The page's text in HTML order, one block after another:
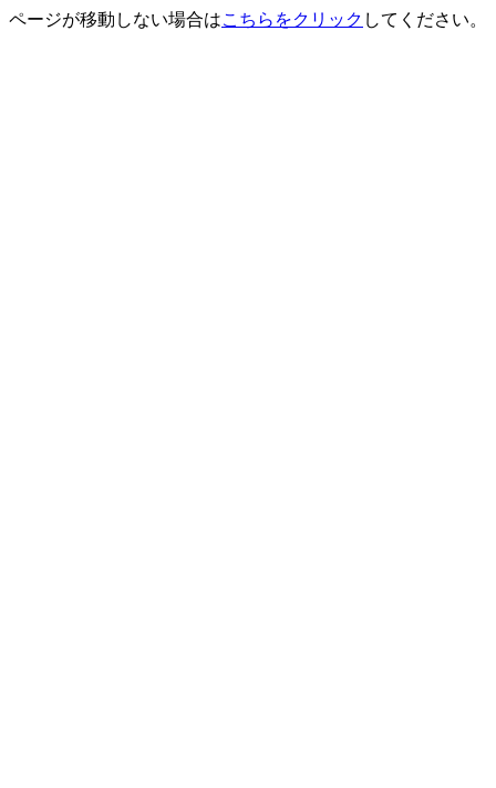
ページが移動しない場合はこちらをクリック してください。